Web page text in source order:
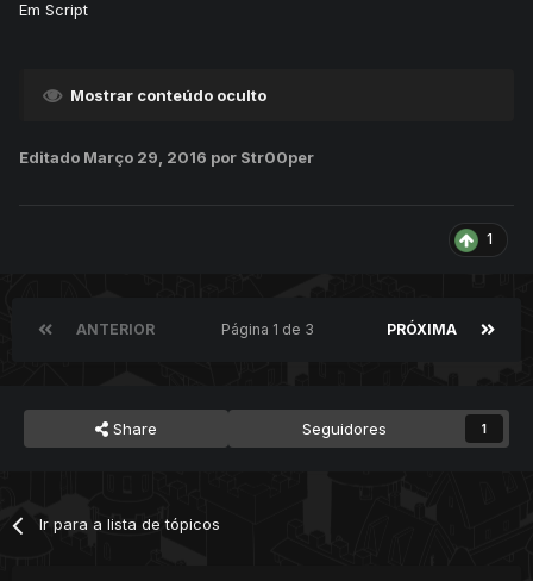
Em Script
Mostrar conteúdo oculto
Editado Março 29, 2016 por Str00per
1
ANTERIOR PRÓXIMA
Página 1 de 3
Share Seguidores 1
Ir para a lista de tópicos